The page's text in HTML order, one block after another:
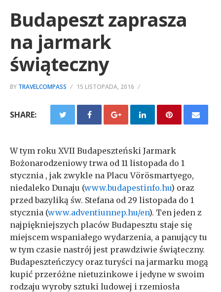
Budapeszt zaprasza
na jarmark
świąteczny
BY TRAVELCOMPASS 15 LISTOPADA, 2016
SHARE:
W tym roku XVII Budapeszteński Jarmark
Bożonarodzeniowy trwa od 11 listopada do 1
stycznia , jak zwykle na Placu Vörösmartyego,
niedaleko Dunaju (www.budapestinfo.hu) oraz
przed bazyliką św. Stefana od 29 listopada do 1
stycznia (www.adventiunnep.hu/en). Ten jeden z
najpiękniejszych placów Budapesztu staje się
miejscem wspaniałego wydarzenia, a panujący tu
w tym czasie nastrój jest prawdziwie świąteczny.
Budapeszteńczycy oraz turyści na jarmarku mogą
kupić przeróżne nietuzinkowe i jedyne w swoim
rodzaju wyroby sztuki ludowej i rzemiosła